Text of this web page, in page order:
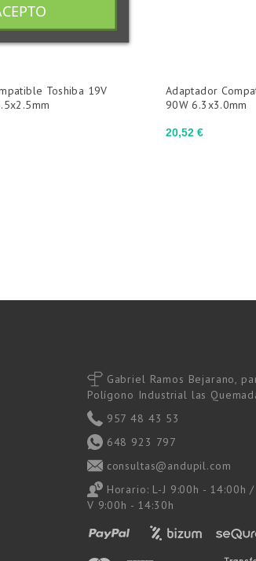
Toshiba 19V
Precio
20,52 €
Adaptador
90W 6.3x3.0mm
Gabriel Ramos Bejarano,
Polígono Industrial las
957 48 43 53
648 923 797
consultas@andupil.com
Horario: L-J 9:00h - 14:00h
V 9:00h - 14:30h